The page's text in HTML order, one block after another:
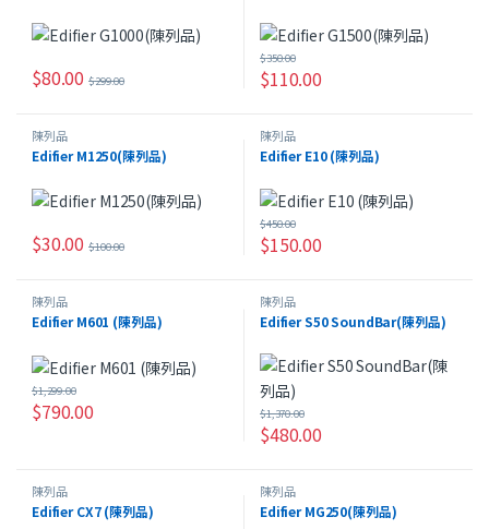
$80.00 $299.00 $110.00
$350.00
陳列品
Edifier M1250(陳列品)
$30.00 $100.00
陳列品
Edifier E10 (陳列品)
$150.00
$450.00
陳列品
Edifier M601 (陳列品)
$790.00
$1,299.00
陳列品
Edifier S50 SoundBar(陳列品)
$480.00
$1,370.00
陳列品
Edifier CX7 (陳列品)
陳列品
Edifier MG250(陳列品)